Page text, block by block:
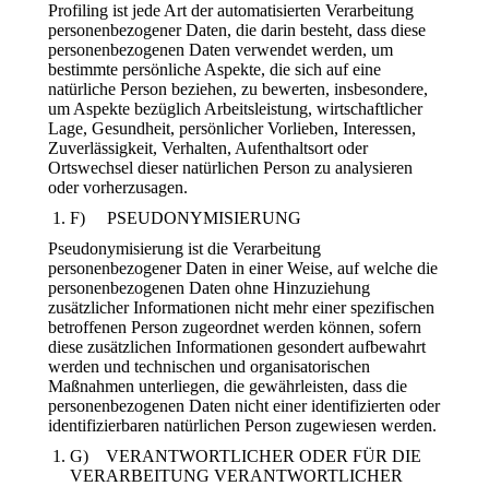
Profiling ist jede Art der automatisierten Verarbeitung
personenbezogener Daten, die darin besteht, dass diese
personenbezogenen Daten verwendet werden, um
bestimmte persönliche Aspekte, die sich auf eine
natürliche Person beziehen, zu bewerten, insbesondere,
um Aspekte bezüglich Arbeitsleistung, wirtschaftlicher
Lage, Gesundheit, persönlicher Vorlieben, Interessen,
Zuverlässigkeit, Verhalten, Aufenthaltsort oder
Ortswechsel dieser natürlichen Person zu analysieren
oder vorherzusagen.
F) PSEUDONYMISIERUNG
Pseudonymisierung ist die Verarbeitung
personenbezogener Daten in einer Weise, auf welche die
personenbezogenen Daten ohne Hinzuziehung
zusätzlicher Informationen nicht mehr einer spezifischen
betroffenen Person zugeordnet werden können, sofern
diese zusätzlichen Informationen gesondert aufbewahrt
werden und technischen und organisatorischen
Maßnahmen unterliegen, die gewährleisten, dass die
personenbezogenen Daten nicht einer identifizierten oder
identifizierbaren natürlichen Person zugewiesen werden.
G) VERANTWORTLICHER ODER FÜR DIE
VERARBEITUNG VERANTWORTLICHER